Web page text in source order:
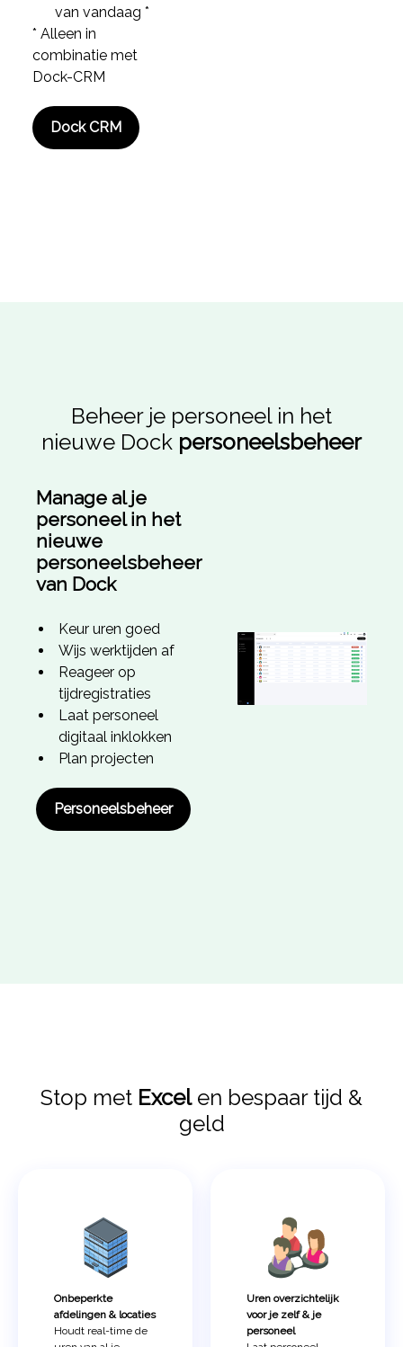
van vandaag *
* Alleen in
combinatie met
Dock-CRM
Dock CRM
Beheer je personeel in het
nieuwe Dock personeelsbeheer
Manage al je
personeel in het
nieuwe
personeelsbeheer
van Dock
Keur uren goed
Wijs werktijden af
Reageer op
tijdregistraties
Laat personeel
digitaal inklokken
Plan projecten
Personeelsbeheer
Stop met Excelen bespaar tijd &
geld
Onbeperkte
afdelingen & locaties
Houdt real-time de
Uren overzichtelijk
voor je zelf & je
personeel